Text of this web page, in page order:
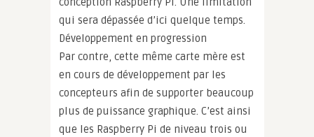
qui sera dépassée d’ici quelque temps.
Développement en progression
Par contre, cette même carte mère est
en cours de développement par les
concepteurs afin de supporter beaucoup
plus de puissance graphique. C’est ainsi
que les Raspberry Pi de niveau trois ou